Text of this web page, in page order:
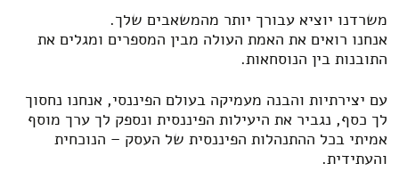
משרדנו יוציא עבורך יותר מהמשאבים שלך.
אנחנו רואים את האמת העולה מבין המספרים ומגלים את
התובנות בין הנוסחאות.
עם יצירתיות והבנה מעמיקה בעולם הפיננסי, אנחנו נחסוך
לך כסף, נגביר את היעילות הפיננסית ונספק לך ערך מוסף
אמיתי בכל ההתנהלות הפיננסית של העסק – הנוכחית
והעתידית.